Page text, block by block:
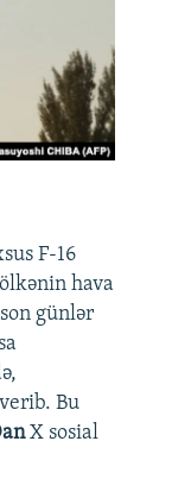
F-16
hava
günlər
Bu
X sosial